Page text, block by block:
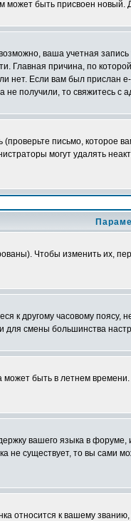
быть присвоен новый.
ваша учетная
Главная причина, по
нет. Если вам был
не получили, то свяжитесь с
письмо, которое
могут удалять
Чтобы изменить их,
другому часовому поясу,
для смены большинства
быть в летнем
вашего языка в
не существует, то вы
относится к вашему